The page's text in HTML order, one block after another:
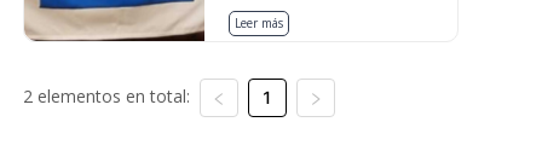
Leer más
2 elementos en total: 1